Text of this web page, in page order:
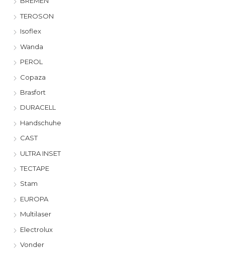
TEROSON
Isoflex
Wanda
PEROL
Copaza
Brasfort
DURACELL
Handschuhe
CAST
ULTRA INSET
TECTAPE
Stam
EUROPA
Multilaser
Electrolux
Vonder